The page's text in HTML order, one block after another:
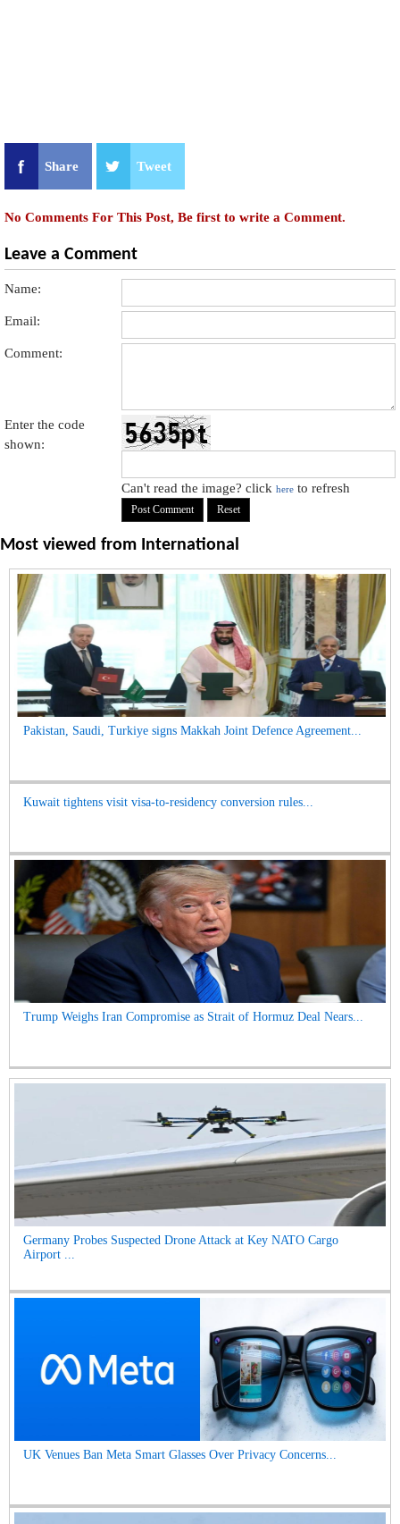
Share Tweet
No Comments For This Post, Be first to write a Comment.
Leave a Comment
Name:
Email:
Comment:
Enter the code
shown:
Can't read the image? clickhere to refresh
Most viewed from International
Pakistan, Saudi, Turkiye signs Makkah Joint Defence Agreement...
Kuwait tightens visit visa-to-residency conversion rules...
Trump Weighs Iran Compromise as Strait of Hormuz Deal Nears...
Germany Probes Suspected Drone Attack at Key NATO Cargo
Airport ...
UK Venues Ban Meta Smart Glasses Over Privacy Concerns...